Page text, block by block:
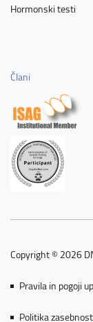
Hormonski testi
Člani
Copyright © 2026
Pravila in pogoji
Politika